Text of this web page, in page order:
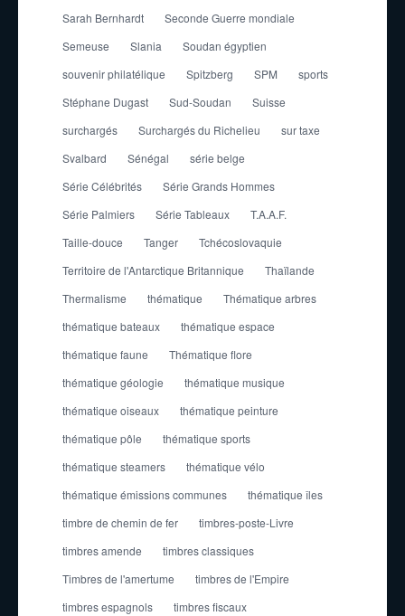
Sarah Bernhardt
Seconde Guerre mondiale
Semeuse
Slania
Soudan égyptien
souvenir philatélique
Spitzberg SPM
sports
Stéphane Dugast
Sud-Soudan
Suisse
surchargés
Surchargés du Richelieu
sur taxe
Svalbard
Sénégal
série belge
Série Célébrités
Série Grands Hommes
Série Palmiers
Série Tableaux
T.A.A.F.
Taille-douce
Tanger
Tchécoslovaquie
Territoire de l'Antarctique Britannique
Thaïlande
Thermalisme
thématique
Thématique arbres
thématique bateaux
thématique espace
thématique faune
Thématique flore
thématique géologie
thématique musique
thématique oiseaux
thématique peinture
thématique pôle
thématique sports
thématique steamers
thématique vélo
thématique émissions communes
thématique îles
timbre de chemin de fer
timbres-poste-Livre
timbres amende
timbres classiques
Timbres de l'amertume
timbres de l'Empire
timbres espagnols
timbres fiscaux